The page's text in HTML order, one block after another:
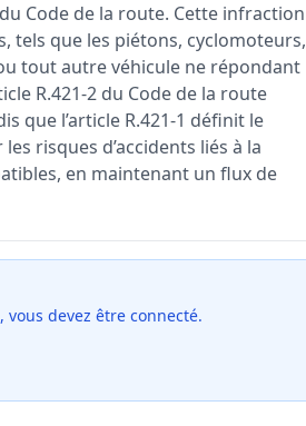
Code de la route. Cette infraction
tels que les piétons, cyclomoteurs,
tout autre véhicule ne répondant
R.421-2 du Code de la route
que l’article R.421-1 définit le
risques d’accidents liés à la
en maintenant un flux de
devez être connecté.